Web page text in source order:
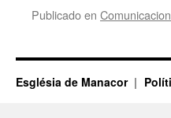
Publicado en
Església de Manacor